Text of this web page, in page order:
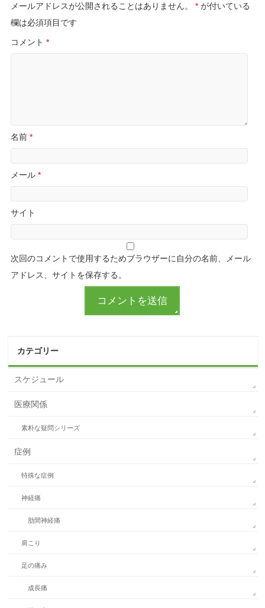
メールアドレスが公開されることはありません。 * が付いている
欄は必須項目です
コメント*
名前*
メール*
サイト
次回のコメントで使用するためブラウザーに自分の名前、メール
アドレス、サイトを保存する。
カテゴリー
スケジュール
医療関係
素朴な疑問シリーズ
症例
特殊な症例
神経痛
肋間神経痛
肩こり
足の痛み
成長痛